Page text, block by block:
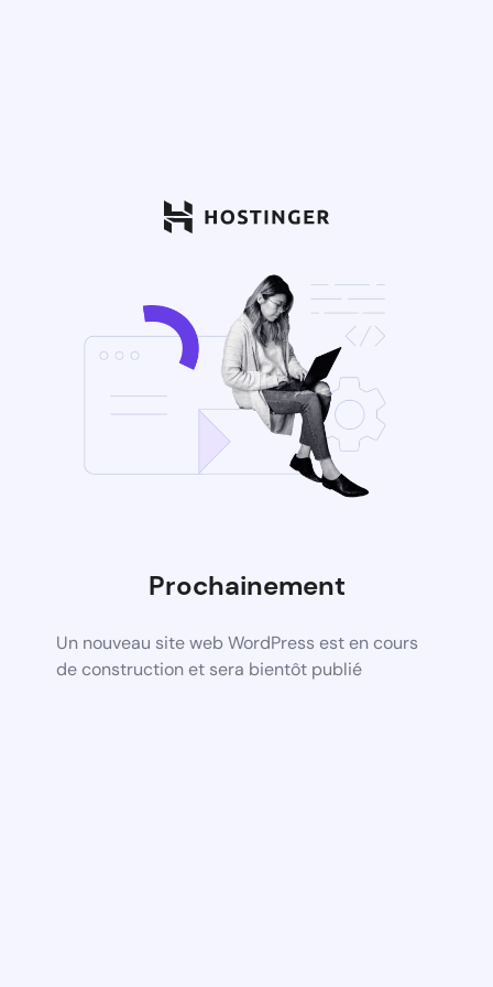
Prochainement
Un nouveau site web WordPress est en cours
de construction et sera bientôt publié